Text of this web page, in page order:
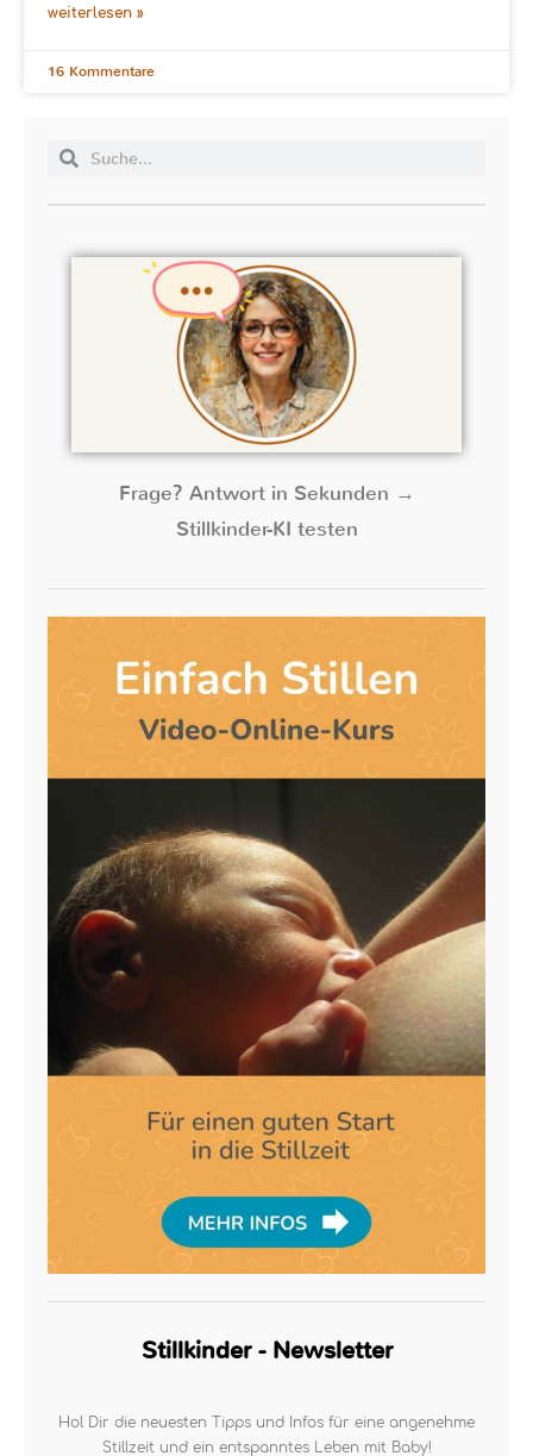
weiterlesen »
16 Kommentare
Frage? Antwort in Sekunden →
Stillkinder-KI testen
Stillkinder - Newsletter
Hol Dir die neuesten Tipps und Infos für eine angenehme
Stillzeit und ein entspanntes Leben mit Baby!